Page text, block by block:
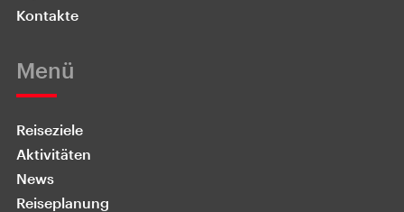
Kontakte
Menü
Reiseziele
Aktivitäten
News
Reiseplanung